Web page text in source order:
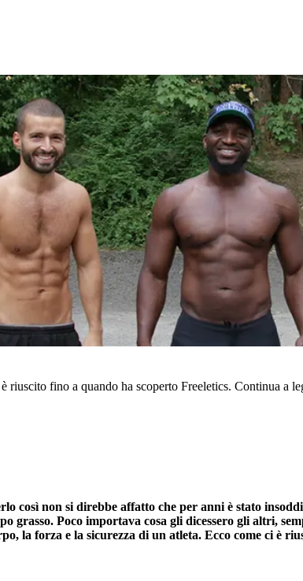
riuscito fino a quando ha scoperto Freeletics. Continua a
non si direbbe affatto che per anni è stato
Poco importava cosa gli dicessero gli altri,
la forza e la sicurezza di un atleta. Ecco come ci è